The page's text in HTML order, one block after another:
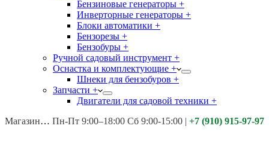
Бензиновые генераторы +
Инверторные генераторы +
Блоки автоматики +
Бензорезы +
Бензобуры +
Ручной садовый инструмент +
Оснастка и комплектующие +
Шнеки для бензобуров +
Запчасти +
Двигатели для садовой техники +
Магазины: Калуга ул. Московская д.113
Пн-Пт 9:00–18:00 Сб 9:00-15:00 | +7 (910) 915-97-97